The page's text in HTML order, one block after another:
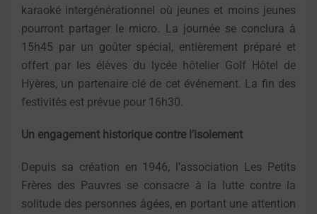
karaoké intergénérationnel où jeunes et moins jeunes
pourront partager le micro. La journée se conclura à
15h45 par un goûter spécial, entièrement préparé et
offert par les élèves du lycée hôtelier Golf Hôtel de
Hyères, un partenaire clé de cet événement. La fin des
festivités est prévue pour 16h30.
Un engagement historique contre l’isolement
Depuis sa création en 1946, l’association Les Petits
Frères des Pauvres se consacre à la lutte contre la
solitude des personnes âgées, en portant une attention